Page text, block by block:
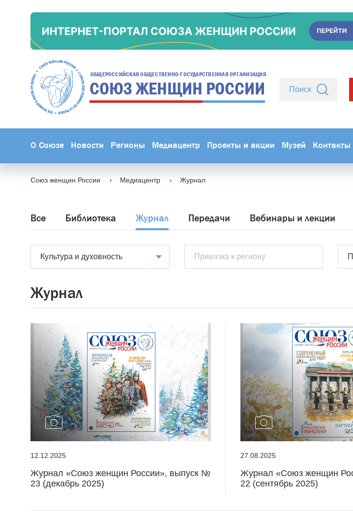
ОБЩЕРОССИЙСКАЯ ОБЩЕСТВЕННО-ГОСУДАРСТВЕННАЯ ОРГАНИЗАЦИЯ
СОЮЗ ЖЕНЩИН РОССИИ
О Союзе Новости Регионы Медиацентр Проекты и акции Музей Контакты
Союз женщин России Медиацентр Журнал
Все Библиотека Журнал Передачи Вебинары и лекции
Культура и духовность
Журнал
12.12.2025
Журнал «Союз женщин России», выпуск №
23 (декабрь 2025)
27.08.2025
Журнал «Союз женщин
22 (сентябрь 2025)